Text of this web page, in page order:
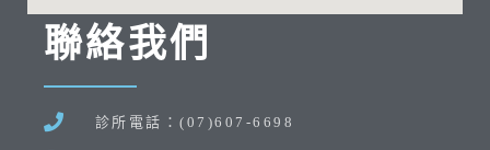
聯絡我們
診所電話：(07)607-6698